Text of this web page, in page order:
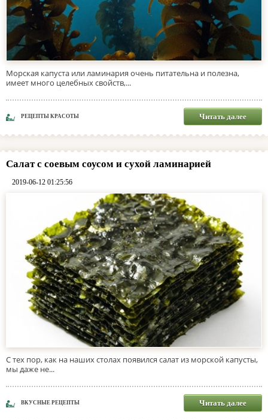
Морская капуста или ламинария очень питательна и полезна,
имеет много целебных свойств,...
РЕЦЕПТЫ КРАСОТЫ Читать далее
Салат с соевым соусом и сухой ламинарией
2019-06-12 01:25:56
С тех пор, как на наших столах появился салат из морской капусты,
мы даже не...
ВКУСНЫЕ РЕЦЕПТЫ Читать далее